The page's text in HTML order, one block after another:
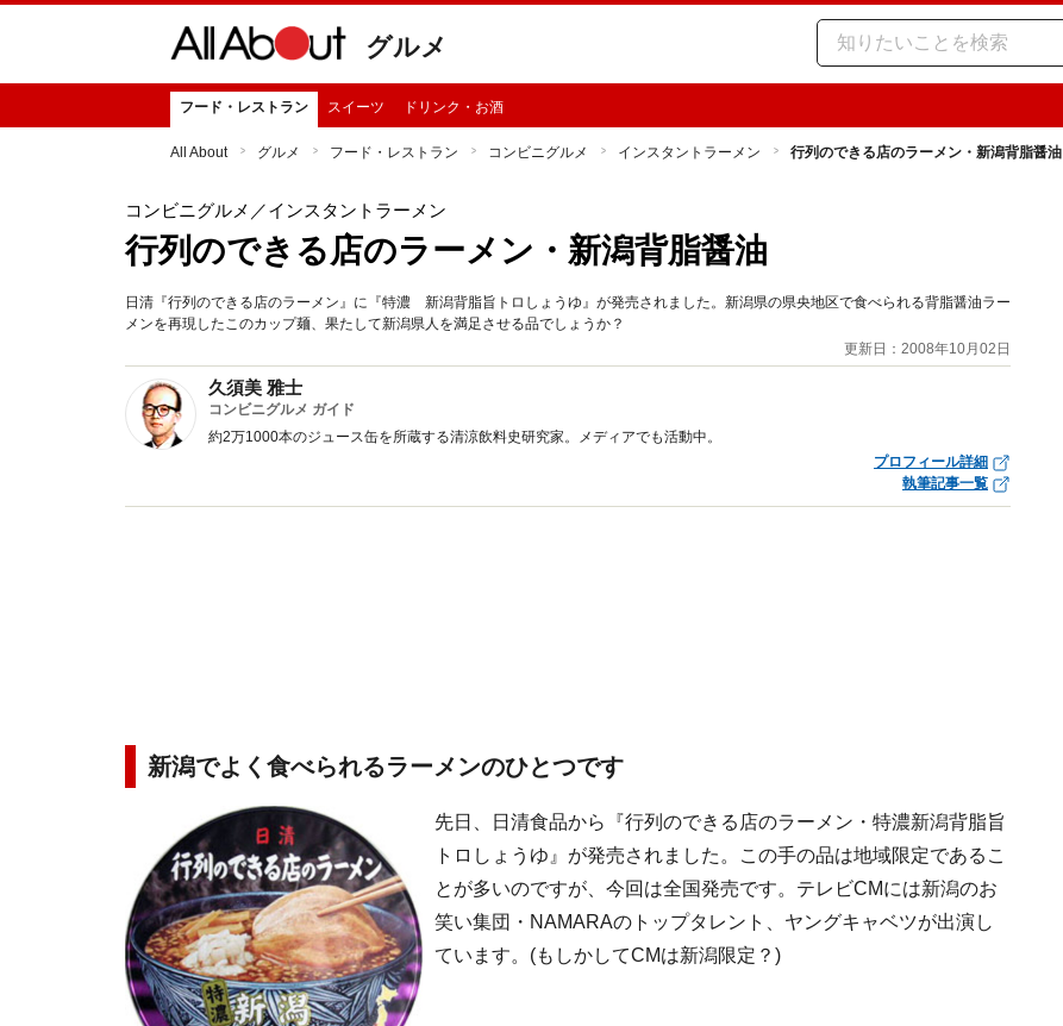
グルメ
フード・レストラン スイーツ ドリンク・お酒
All About グルメ フード・レストラン コンビニグルメ インスタントラーメン 行列のできる店のラーメン・新潟背脂醤油
コンビニグルメ ／インスタントラーメン
行列のできる店のラーメン・新潟背脂醤油
日清『行列のできる店のラーメン』に『特濃 新潟背脂旨トロしょうゆ』が発売されました。新潟県の県央地区で食べられる背脂醤油ラー
メンを再現したこのカップ麺、果たして新潟県人を満足させる品でしょうか？
更新日：2008年10月02日
久須美 雅士
コンビニグルメ ガイド
約2万1000本のジュース缶を所蔵する清涼飲料史研究家。メディアでも活動中。
プロフィール詳細
執筆記事一覧
新潟でよく食べられるラーメンのひとつです
先日、日清食品から『行列のできる店のラーメン・特濃新潟背脂旨
トロしょうゆ』が発売されました。この手の品は地域限定であるこ
とが多いのですが、今回は全国発売です。テレビCMには新潟のお
笑い集団・NAMARAのトップタレント、ヤングキャベツが出演し
ています。(もしかしてCMは新潟限定？)